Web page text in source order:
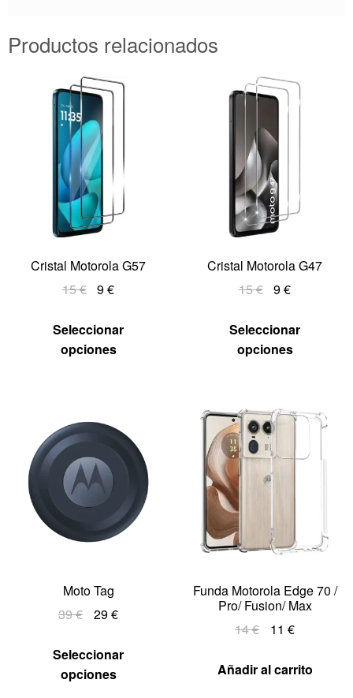
Productos relacionados
Cristal Motorola G57
15€ 9€
Seleccionar
opciones
Cristal Motorola G47
15€ 9€
Seleccionar
opciones
Moto Tag
39€ 29€
Seleccionar
opciones
Funda Motorola Edge 70 /
Pro/ Fusion/ Max
14€ 11 €
Añadir al carrito